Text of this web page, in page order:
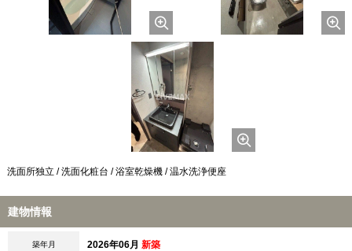
洗面所独立 / 洗面化粧台 / 浴室乾燥機 / 温水洗浄便座
建物情報
築年月 2026年06月 新築